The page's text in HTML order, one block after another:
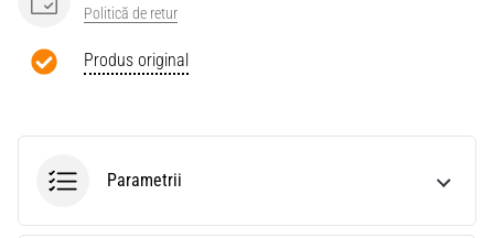
Politică de retur
Produs original
Parametrii